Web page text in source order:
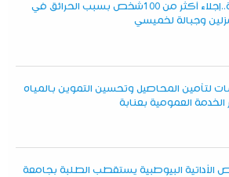
قالمة..إجلاء أكثر من 100شخص بسبب الحرائق في
وجبالة لخميسي
لتأمين المحاصيل وتحسين التموين بالمياه
العمومية بعنابة
البيوطبية يستقطب الطلبة بجامعة